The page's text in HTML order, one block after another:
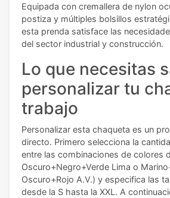
Equipada con cremallera de nylon
postiza y múltiples bolsillos
esta prenda satisface las
del sector industrial y construcción.
Lo que necesitas
personalizar tu
trabajo
Personalizar esta chaqueta es un
directo. Primero selecciona la
entre las combinaciones de colores
Oscuro+Negro+Verde Lima o
Oscuro+Rojo A.V.) y especifica las
desde la S hasta la XXL. A